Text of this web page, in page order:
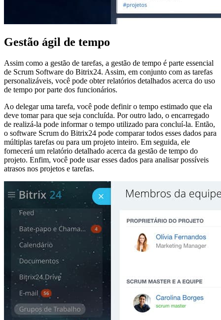
Gestão ágil de tempo
Assim como a gestão de tarefas, a gestão de tempo é parte essencial
de Scrum Software do Bitrix24. Assim, em conjunto com as tarefas
personalizáveis, você pode obter relatórios detalhados acerca do uso
de tempo por parte dos funcionários.
Ao delegar uma tarefa, você pode definir o tempo estimado que ela
deve tomar para que seja concluída. Por outro lado, o encarregado
de realizá-la pode informar o tempo utilizado para concluí-la. Então,
o software Scrum do Bitrix24 pode comparar todos esses dados para
múltiplas tarefas ou para um projeto inteiro. Em seguida, ele
fornecerá um relatório detalhado acerca da gestão de tempo do
projeto. Enfim, você pode usar esses dados para analisar possíveis
atrasos nos projetos e tarefas.